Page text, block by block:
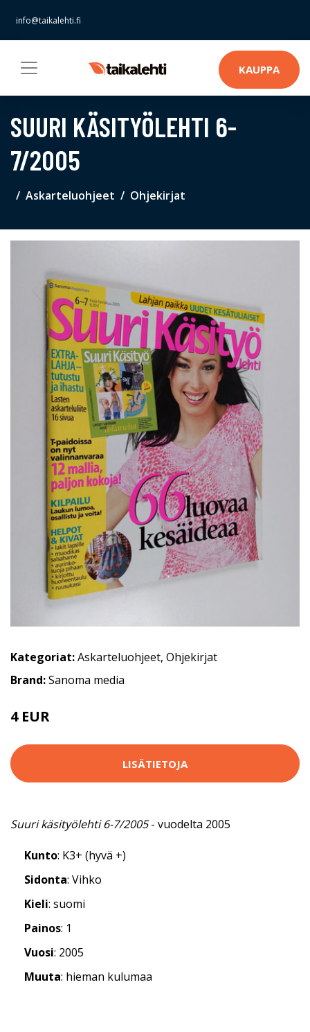
info@taikalehti.fi
KAUPPA
SUURI KÄSITYÖLEHTI 6-
7/2005
Askarteluohjeet Ohjekirjat
Kategoriat:Askarteluohjeet, Ohjekirjat
Brand:Sanoma media
4 EUR
LISÄTIETOJA
Suuri käsityölehti 6-7/2005- vuodelta 2005
Kunto: K3+ (hyvä +)
Sidonta: Vihko
Kieli: suomi
Painos: 1
Vuosi: 2005
Muuta: hieman kulumaa